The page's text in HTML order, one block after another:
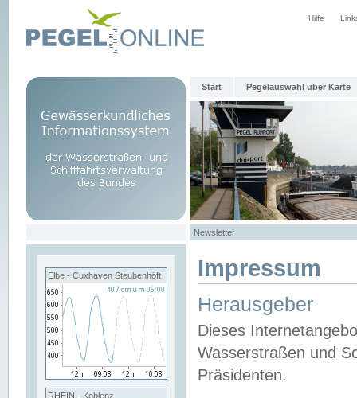
Hilfe
Start Pegelauswahl über Karte
Newsletter
Elbe - Cuxhaven Steubenhöft
RHEIN - Koblenz
Impressum
Herausgeber
Dieses
Wasserstraßen und
Präsidenten.